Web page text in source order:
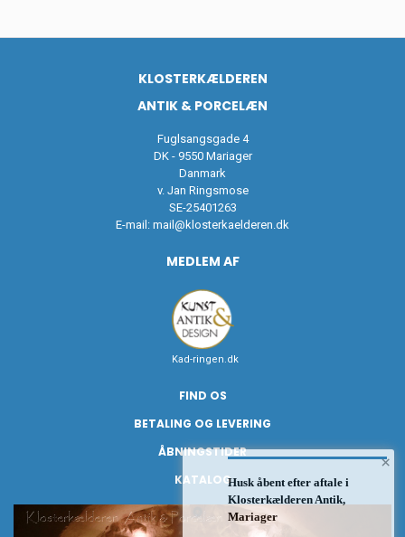
KLOSTERKÆLDEREN
ANTIK & PORCELÆN
Fuglsangsgade 4
DK - 9550 Mariager
Danmark
v. Jan Ringsmose
SE-25401263
E-mail: mail@klosterkaelderen.dk
MEDLEM AF
Kad-ringen.dk
FIND OS
BETALING OG LEVERING
ÅBNINGSTIDER
KATALOG
×
Husk åbent efter aftale i
Klosterkælderen Antik,
Mariager